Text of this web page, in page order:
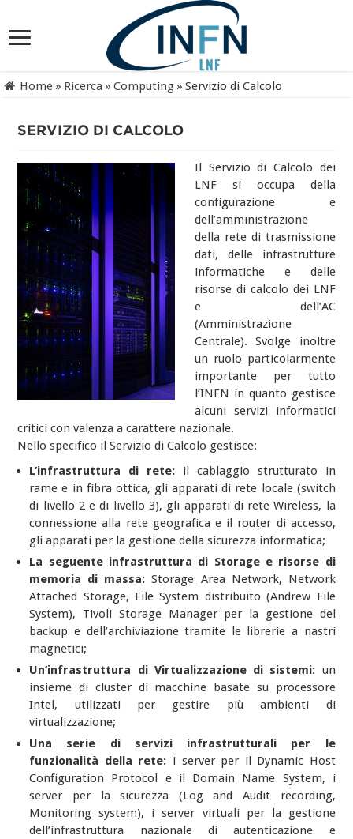
Home » Ricerca » Computing » Servizio di Calcolo
SERVIZIO DI CALCOLO
Il Servizio di Calcolo dei
LNF si occupa della
configurazione e
dell’amministrazione
della rete di trasmissione
dati, delle infrastrutture
informatiche e delle
risorse di calcolo dei LNF
e dell’AC
(Amministrazione
Centrale). Svolge inoltre
un ruolo particolarmente
importante per tutto
l’INFN in quanto gestisce
alcuni servizi informatici
critici con valenza a carattere nazionale.
Nello specifico il Servizio di Calcolo gestisce:
L’infrastruttura di rete: il cablaggio strutturato in
rame e in fibra ottica, gli apparati di rete locale (switch
di livello 2 e di livello 3), gli apparati di rete Wireless, la
connessione alla rete geografica e il router di accesso,
gli apparati per la gestione della sicurezza informatica;
La seguente infrastruttura di Storage e risorse di
memoria di massa: Storage Area Network, Network
Attached Storage, File System distribuito (Andrew File
System), Tivoli Storage Manager per la gestione del
backup e dell’archiviazione tramite le librerie a nastri
magnetici;
Un’infrastruttura di Virtualizzazione di sistemi: un
insieme di cluster di macchine basate su processore
Intel, utilizzati per gestire più ambienti di
virtualizzazione;
Una serie di servizi infrastrutturali per le
funzionalità della rete: i server per il Dynamic Host
Configuration Protocol e il Domain Name System, i
server per la sicurezza (Log and Audit recording,
Monitoring system), i server virtuali per la gestione
dell’infrastruttura nazionale di autenticazione e